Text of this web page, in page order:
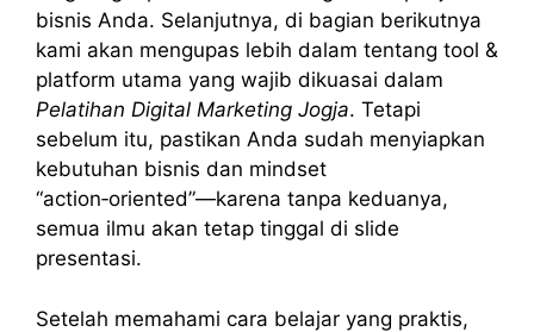
bisnis Anda. Selanjutnya, di bagian berikutnya
kami akan mengupas lebih dalam tentang tool &
platform utama yang wajib dikuasai dalam
Pelatihan Digital Marketing Jogja. Tetapi
sebelum itu, pastikan Anda sudah menyiapkan
kebutuhan bisnis dan mindset
“action‑oriented”—karena tanpa keduanya,
semua ilmu akan tetap tinggal di slide
presentasi.
Setelah memahami cara belajar yang praktis,